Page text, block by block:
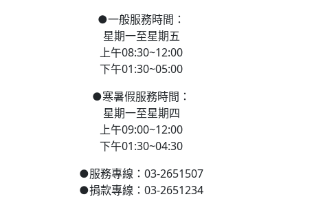
●一般服務時間：
星期一至星期五
上午08:30~12:00
下午01:30~05:00
●寒暑假服務時間：
星期一至星期四
上午09:00~12:00
下午01:30~04:30
●服務專線：03-2651507
●捐款專線：03-2651234